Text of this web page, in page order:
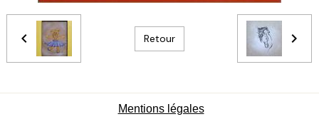
Retour
Mentions légales